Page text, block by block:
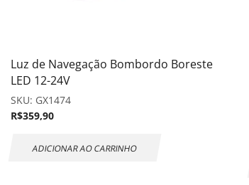
Luz de Navegação Bombordo Boreste
LED 12-24V
SKU: GX1474
R$359,90
ADICIONAR AO CARRINHO